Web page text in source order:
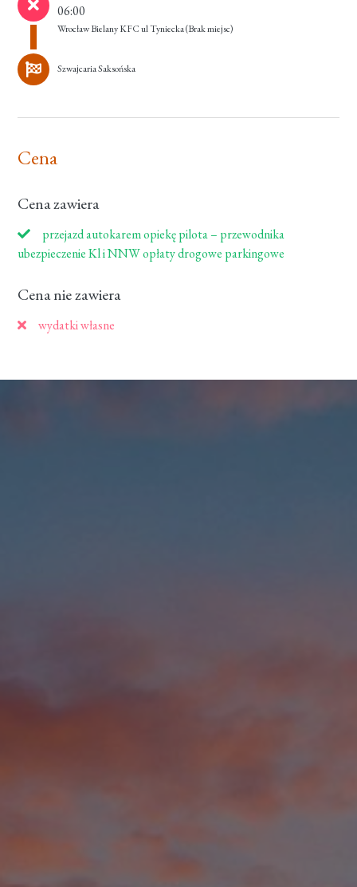
06:00
Wrocław Bielany KFC ul Tyniecka(Brak miejsc)
Szwajcaria Saksońska
Cena
Cena zawiera
przejazd autokarem opiekę pilota – przewodnika
ubezpieczenie Kl i NNW opłaty drogowe parkingowe
Cena nie zawiera
wydatki własne